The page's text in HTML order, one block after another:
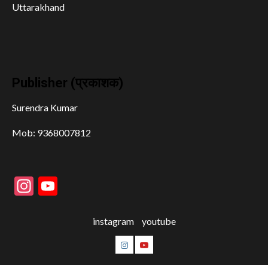
Uttarakhand
Publisher (प्रकाशक)
Surendra Kumar
Mob: 9368007812
Instagram
instagram youtube
instagram
youtube